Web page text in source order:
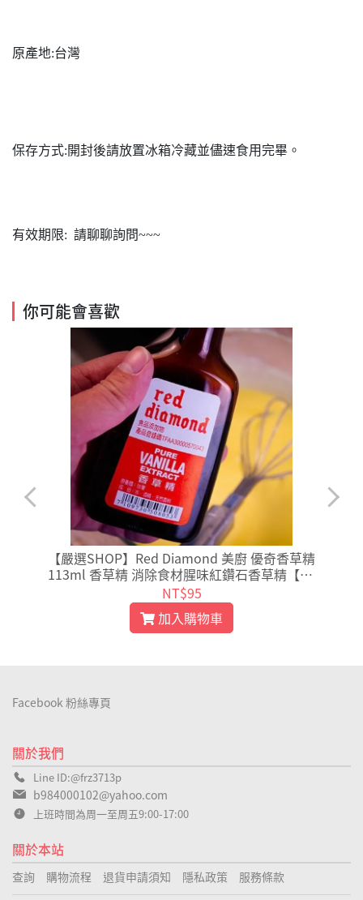
原產地:台灣
保存方式:開封後請放置冰箱冷藏並儘速食用完畢。
有效期限: 請聊聊詢問~~~
你可能會喜歡
【嚴選SHOP】Red Diamond 美廚 優奇香草精
113ml 香草精 消除食材腥味紅鑽石香草精【Z0
08】
NT$95
加入購物車
關於我們
Line ID:@frz3713p
b984000102@yahoo.com
上班時間為周一至周五9:00-17:00
關於本站
查詢 購物流程 退貨申請須知 隱私政策 服務條款
Facebook 粉絲專頁